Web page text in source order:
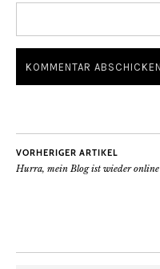
VORHERIGER ARTIKEL
Hurra, mein Blog ist wieder online